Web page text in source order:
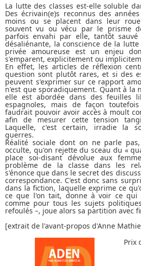
La lutte des classes est-elle soluble
Des écrivain(e)s reconnus des
moins ou se placent dans leur
souvent vu ou vécu par le prisme
parfois envahi par elle, tantôt
désaliénante, la conscience de la
privée amoureuse est un enjeu
s'emparent, explicitement ou
En effet, les articles de réflexion
question sont plutôt rares, et si des
peuvent s'exprimer sur ce rapport
n'est que sporadiquement. Quant à la
elle est abordée dans des feuilles
espagnoles, mais de façon
faudrait pouvoir avoir accès à moult
afin de mesurer cette tension
Laquelle, c'est certain, irradie la
guerres.
Réalité sociale dont on ne parle
occulte, qu'on rejette du sceau du «
place soi-disant dévolue aux
problème de la classe dans les
s'énonce que dans le secret des
correspondance. C'est donc sans
dans la fiction, laquelle exprime ce
ce que l'on tait, donne à voir ce qui
comme pour tous les sujets
refoulés –, joue alors sa partition avec
[extrait de l'avant-propos d'Anne
Prix